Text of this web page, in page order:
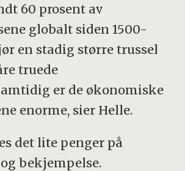
60 prosent av
globalt siden 1500-
en stadig større trussel
truede
er de økonomiske
enorme, sier Helle.
det lite penger på
bekjempelse.